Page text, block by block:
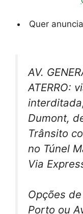
Quer
AV.
ATERRO:
Dumont,
Trânsito
no Túnel
Via
Opções
Porto ou